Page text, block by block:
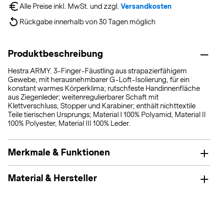
Alle Preise inkl. MwSt. und zzgl. Versandkosten
Rückgabe innerhalb von 30 Tagen möglich
Produktbeschreibung
Hestra ARMY. 3-Finger-Fäustling aus strapazierfähigem
Gewebe, mit herausnehmbarer G-Loft-Isolierung, für ein
konstant warmes Körperklima; rutschfeste Handinnenfläche
aus Ziegenleder; weitenregulierbarer Schaft mit
Klettverschluss, Stopper und Karabiner; enthält nichttextile
Teile tierischen Ursprungs; Material I 100% Polyamid, Material II
100% Polyester, Material III 100% Leder.
Merkmale & Funktionen
Material & Hersteller